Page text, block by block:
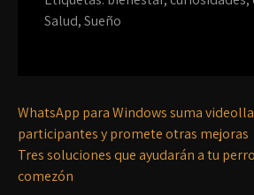
Salud,Sueño
WhatsApp para Windows suma
participantes y promete otras mejoras
Tres soluciones que ayudarán a tu
comezón